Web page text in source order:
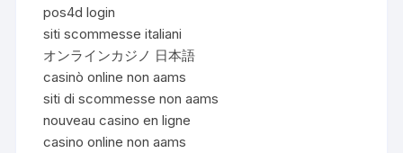
pos4d login
siti scommesse italiani
オンラインカジノ 日本語
casinò online non aams
siti di scommesse non aams
nouveau casino en ligne
casino online non aams